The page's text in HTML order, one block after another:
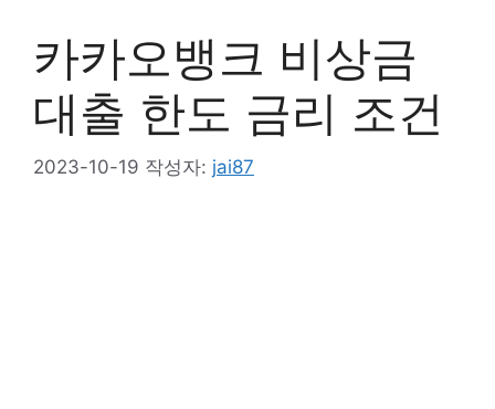
카카오뱅크 비상금
대출 한도 금리 조건
2023-10-19 작성자: jai87